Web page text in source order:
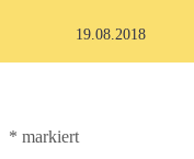
19.08.2018
* markiert